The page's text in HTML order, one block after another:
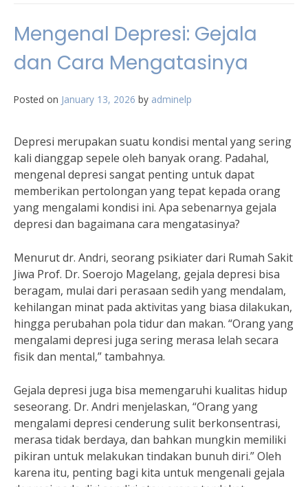
Mengenal Depresi: Gejala
dan Cara Mengatasinya
Posted on January 13, 2026 by adminelp
Depresi merupakan suatu kondisi mental yang sering
kali dianggap sepele oleh banyak orang. Padahal,
mengenal depresi sangat penting untuk dapat
memberikan pertolongan yang tepat kepada orang
yang mengalami kondisi ini. Apa sebenarnya gejala
depresi dan bagaimana cara mengatasinya?
Menurut dr. Andri, seorang psikiater dari Rumah Sakit
Jiwa Prof. Dr. Soerojo Magelang, gejala depresi bisa
beragam, mulai dari perasaan sedih yang mendalam,
kehilangan minat pada aktivitas yang biasa dilakukan,
hingga perubahan pola tidur dan makan. “Orang yang
mengalami depresi juga sering merasa lelah secara
fisik dan mental,” tambahnya.
Gejala depresi juga bisa memengaruhi kualitas hidup
seseorang. Dr. Andri menjelaskan, “Orang yang
mengalami depresi cenderung sulit berkonsentrasi,
merasa tidak berdaya, dan bahkan mungkin memiliki
pikiran untuk melakukan tindakan bunuh diri.” Oleh
karena itu, penting bagi kita untuk mengenali gejala